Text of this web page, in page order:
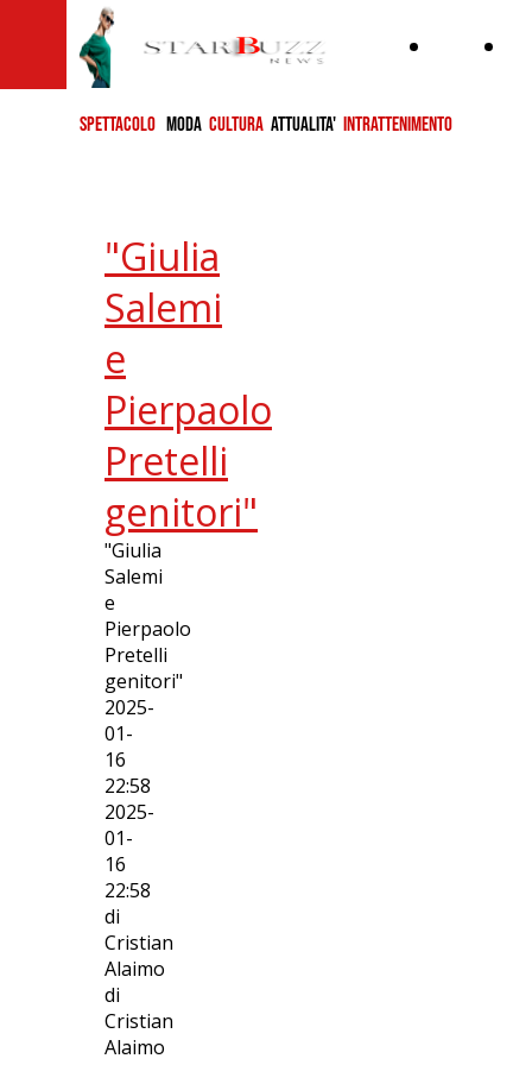
SPETTACOLO MODA CULTURA ATTUALITA' INTRATTENIMENTO
"Giulia
Salemi
e
Pierpaolo
Pretelli
genitori"
"Giulia
Salemi
e
Pierpaolo
Pretelli
genitori"
2025-
01-
16
22:58
2025-
01-
16
22:58
di
Cristian
Alaimo
di
Cristian
Alaimo